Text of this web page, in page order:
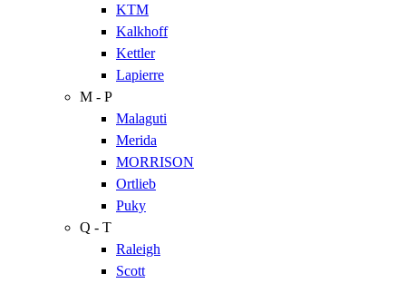
KTM
Kalkhoff
Kettler
Lapierre
M - P
Malaguti
Merida
MORRISON
Ortlieb
Puky
Q - T
Raleigh
Scott